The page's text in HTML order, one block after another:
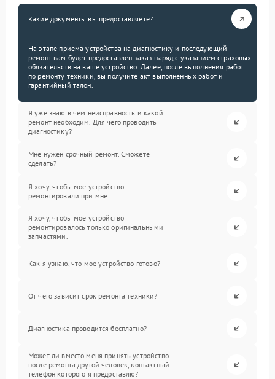
Какие документы вы предоставляете?
На этапе приема устройства на диагностику и последующий
ремонт вам будет предоставлен заказ-наряд с указанием страховых
обязательств на ваше устройство. Далее, после выполнения работ
по ремонту техники, вы получите акт выполненных работ и
гарантийный талон.
Я уже знаю в чем неисправность и какой
ремонт необходим. Для чего проводить
диагностику?
Мне нужен срочный ремонт. Сможете
сделать?
Я хочу, чтобы мое устройство
ремонтировали при мне.
Я хочу, чтобы мое устройство
ремонтировалось только оригинальными
запчастями.
Как я узнаю, что мое устройство готово?
От чего зависит срок ремонта техники?
Диагностика проводится бесплатно?
Может ли вместо меня принять устройство
после ремонта другой человек, контактный
телефон которого я предоставлю?